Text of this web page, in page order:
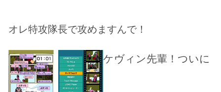
オレ特攻隊長で攻めますんで！
ケヴィン先輩！ついに